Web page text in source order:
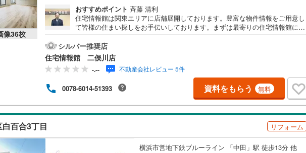
像36枚
おすすめポイント 斉藤 清利
住宅情報館は関東エリアに店舗展開しております。豊富な物件情報をご用意し
て皆様の住まい探しをお手伝いしております。まずは最寄りの住宅情報館にお
は営業いたします）】「資料請求」「内覧」のお問い合わせは上記時間内です
とスムーズにご対応が可能です。スタッフ一同お客様のお問合せをお待ちして
おります。【住宅ローン相談会】開催中無理のない住宅ローンの試算やご購入
の際にかかる諸費用の概算も行っております。しっかりとした資金計画のアド
バイスをさせて頂きますので、お気軽にご相談ください。お客様第一主義をモ
ット-にお引越しをしてからも安心して住んでいただけるよう、末永く誠実に努
めさせて頂きます。住宅情報館にお越し頂けたら、物件のご紹介だけではな
く、お住まいの疑問、不安、お家の事ならなんでもご相談いただけます。お客
様の要望をお伺いしながら誠心誠意、全力でサポートさせて頂きます。お客様
一人一人に合わせたライフプランのご提案をさせていただきます。お気軽にご
相談ください。
シルバー推奨店
住宅情報館 二俣川店
-.-- 不動産会社レビュー 5件
0078-6014-51393 資料をもらう 無料
百合3丁目 リフォーム
横浜市営地下鉄ブルーライン 「中田」駅 徒歩13分 他
飯山線(0)
湘南新宿ライン（宇都宮～逗子）
湘南新宿ライン（前橋～小田原）
外房線( )
成田線 (0
東金線(0) 東海道本線( 1)
中央本線（JR東日本）(0)
前道6m以上（1） 角地（ ）
平坦地 （2）
LD
（0）
キッチン
独立型キッチン（0） 対面キッチン（1）